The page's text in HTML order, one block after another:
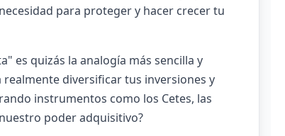
para proteger y hacer crecer tu
es quizás la analogía más sencilla y
diversificar tus inversiones y
instrumentos como los Cetes, las
poder adquisitivo?